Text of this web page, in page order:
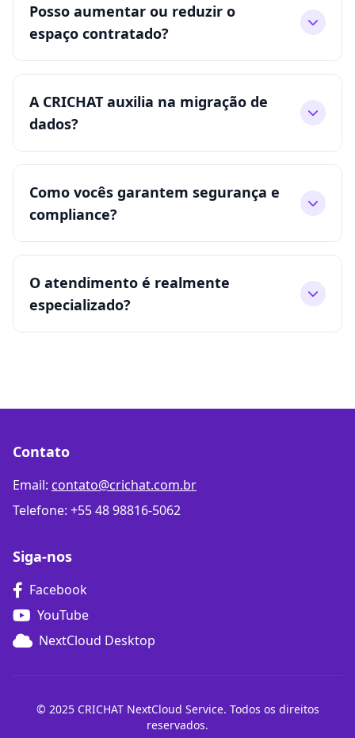
Posso aumentar ou reduzir o
espaço contratado?
A CRICHAT auxilia na migração de
dados?
Como vocês garantem segurança e
compliance?
O atendimento é realmente
especializado?
Contato
Email: contato@crichat.com.br
Telefone: +55 48 98816-5062
Siga-nos
Facebook
YouTube
NextCloud Desktop
© 2025 CRICHAT NextCloud Service. Todos os direitos
reservados.